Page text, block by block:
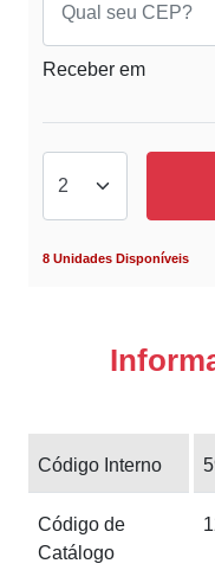
Receber em
8 Unidades Disponíveis
Código Interno
Código de
Catálogo